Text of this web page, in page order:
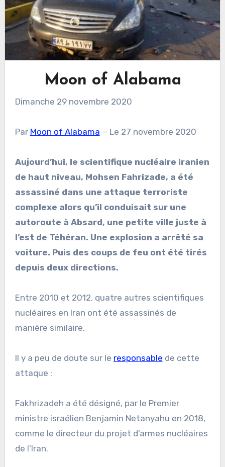
Moon of Alabama
Dimanche 29 novembre 2020
Par Moon of Alabama − Le 27 novembre 2020
Aujourd’hui, le scientifique nucléaire iranien
de haut niveau, Mohsen Fahrizade, a été
assassiné dans une attaque terroriste
complexe alors qu’il conduisait sur une
autoroute à Absard, une petite ville juste à
l’est de Téhéran. Une explosion a arrêté sa
voiture. Puis des coups de feu ont été tirés
depuis deux directions.
Entre 2010 et 2012, quatre autres scientifiques
nucléaires en Iran ont été assassinés de
manière similaire.
Il y a peu de doute sur le responsable de cette
attaque :
Fakhrizadeh a été désigné, par le Premier
ministre israélien Benjamin Netanyahu en 2018,
comme le directeur du projet d’armes nucléaires
de l’Iran.